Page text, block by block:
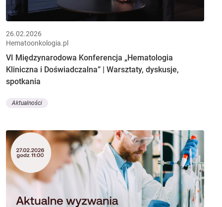
26.02.2026
Hematoonkologia.pl
VI Międzynarodowa Konferencja „Hematologia
Kliniczna i Doświadczalna” | Warsztaty, dyskusje,
spotkania
Aktualności